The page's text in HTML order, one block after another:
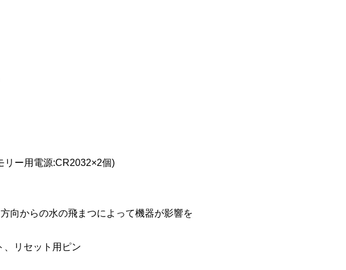
リー用電源:CR2032×2個)
向からの水の飛まつによって機器が影響を
、リセット用ピン